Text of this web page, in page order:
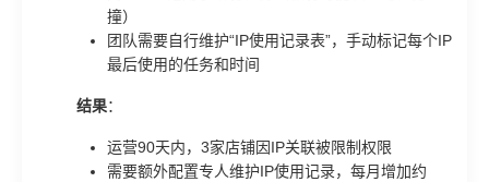
撞）
团队需要自行维护“IP使用记录表”，手动标记每个IP
最后使用的任务和时间
结果：
运营90天内，3家店铺因IP关联被限制权限
需要额外配置专人维护IP使用记录，每月增加约